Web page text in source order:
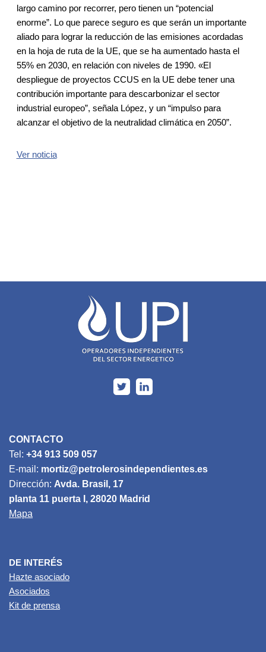
largo camino por recorrer, pero tienen un “potencial
enorme”. Lo que parece seguro es que serán un importante
aliado para lograr la reducción de las emisiones acordadas
en la hoja de ruta de la UE, que se ha aumentado hasta el
55% en 2030, en relación con niveles de 1990. «El
despliegue de proyectos CCUS en la UE debe tener una
contribución importante para descarbonizar el sector
industrial europeo”, señala López, y un “impulso para
alcanzar el objetivo de la neutralidad climática en 2050”.
Ver noticia
CONTACTO
Tel: +34 913 509 057
E-mail: mortiz@petrolerosindependientes.es
Dirección: Avda. Brasil, 17
planta 11 puerta I, 28020 Madrid
Mapa
DE INTERÉS
Hazte asociado
Asociados
Kit de prensa